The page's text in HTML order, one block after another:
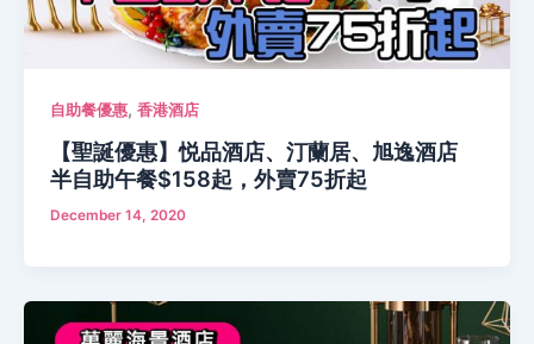
自助餐優惠, 香港酒店
【聖誕優惠】悦品酒店、汀蘭居、旭逸酒店
半自助午餐$158起，外賣75折起
December 14, 2020